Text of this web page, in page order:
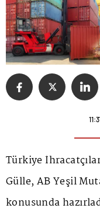
Türkiye
Gülle, AB Yeşil
konusunda